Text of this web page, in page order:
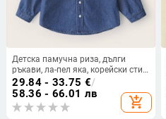
Детска памучна риза, дълги
ръкави, ла-пел яка, корейски стил,
100% памук, за възраст 3–8
години
29.84 - 33.75 €/
58.36 - 66.01 лв
add_shopping_cart